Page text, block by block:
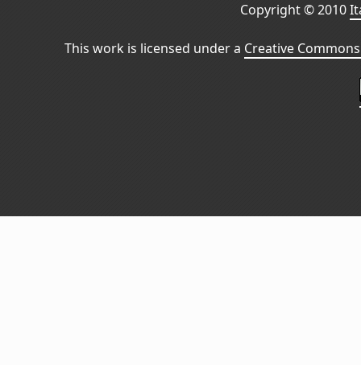
Copyright © 2010
This work is licensed under a Creative